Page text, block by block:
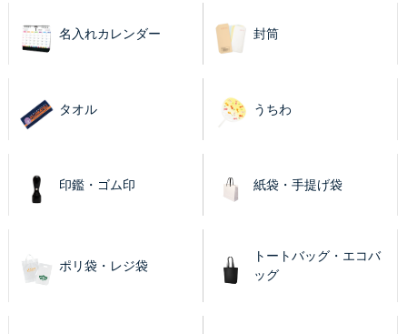
名入れカレンダー 封筒
タオル うちわ
印鑑・ゴム印 紙袋・手提げ袋
ポリ袋・レジ袋
トートバッグ・エコバ
ッグ